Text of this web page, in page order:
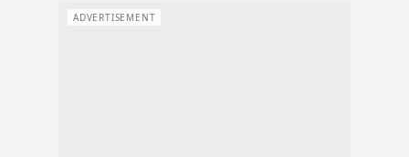
ADVERTISEMENT